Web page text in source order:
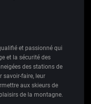
et passionné qui
et la sécurité des
des stations de
savoir-faire, leur
aux skieurs de
de la montagne.